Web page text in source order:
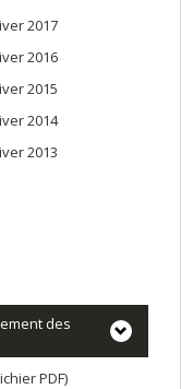
2017
2016
2015
2014
2013
des
PDF)